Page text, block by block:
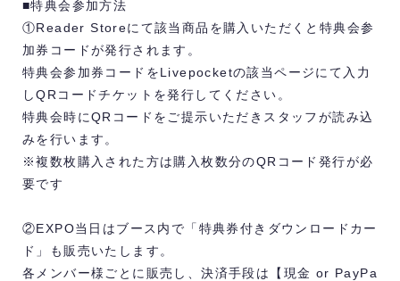
■特典会参加方法
①Reader Storeにて該当商品を購入いただくと特典会参
加券コードが発行されます。
特典会参加券コードをLivepocketの該当ページにて入力
しQRコードチケットを発行してください。
特典会時にQRコードをご提示いただきスタッフが読み込
みを行います。
※複数枚購入された方は購入枚数分のQRコード発行が必
要です
②EXPO当日はブース内で「特典券付きダウンロードカー
ド」も販売いたします。
各メンバー様ごとに販売し、決済手段は【現金 or PayPa